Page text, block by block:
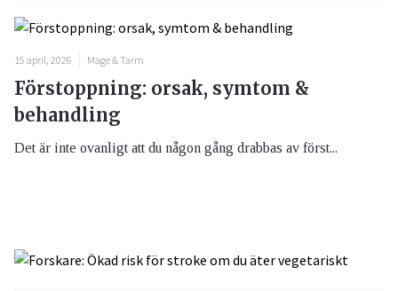
15 april, 2026 Mage & Tarm
Förstoppning: orsak, symtom &
behandling
Det är inte ovanligt att du någon gång drabbas av först...